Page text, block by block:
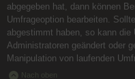
abgegeben hat, dann können
Umfrageoption bearbeiten.
abgestimmt haben, so kann die
Administratoren geändert oder
Manipulation von laufenden
Nach oben